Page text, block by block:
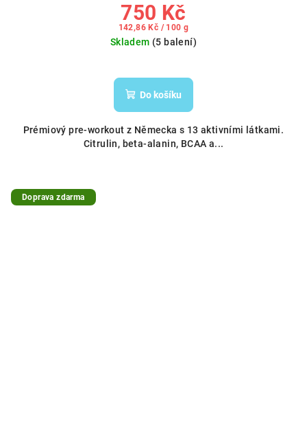
750 Kč
Měrná
142,86 Kč / 100 g
Skladem (5 balení)
Do košíku
Prémiový pre-workout z Německa s 13 aktivními látkami.
Citrulin, beta-alanin, BCAA a...
Doprava zdarma